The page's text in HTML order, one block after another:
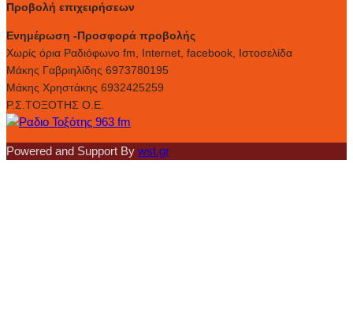
Προβολή επιχειρήσεων
Ενημέρωση -Προσφορά προβολής
Xωρίς όρια Ραδιόφωνο fm, Internet, facebook, Ιστοσελίδα
Μάκης Γαβριηλίδης 6973780195
Μάκης Χρηστάκης 6932425259
Ρ.Σ.ΤΟΞΟΤΗΣ Ο.Ε.
Powered and Support By wst.gr